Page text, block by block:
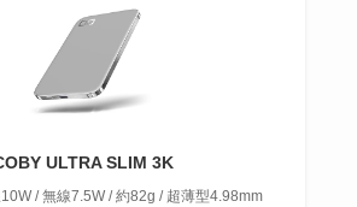
ULTRA SLIM 3K
/ 無線7.5W / 約82g / 超薄型4.98mm